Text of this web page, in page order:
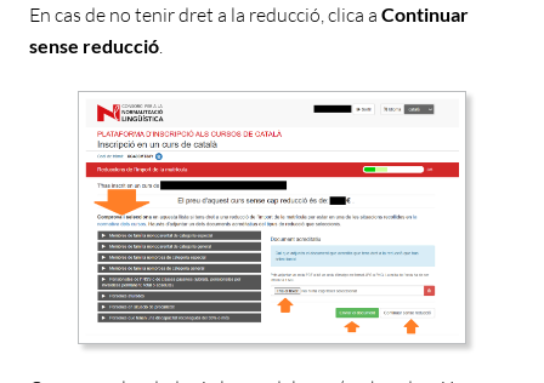
En cas de no tenir dret a la reducció, clica a Continuar
sense reducció